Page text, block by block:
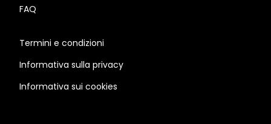
FAQ
Termini e condizioni
Informativa sulla privacy
Informativa sui cookies